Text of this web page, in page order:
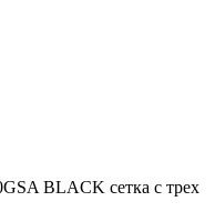
BLACK сетка с трех